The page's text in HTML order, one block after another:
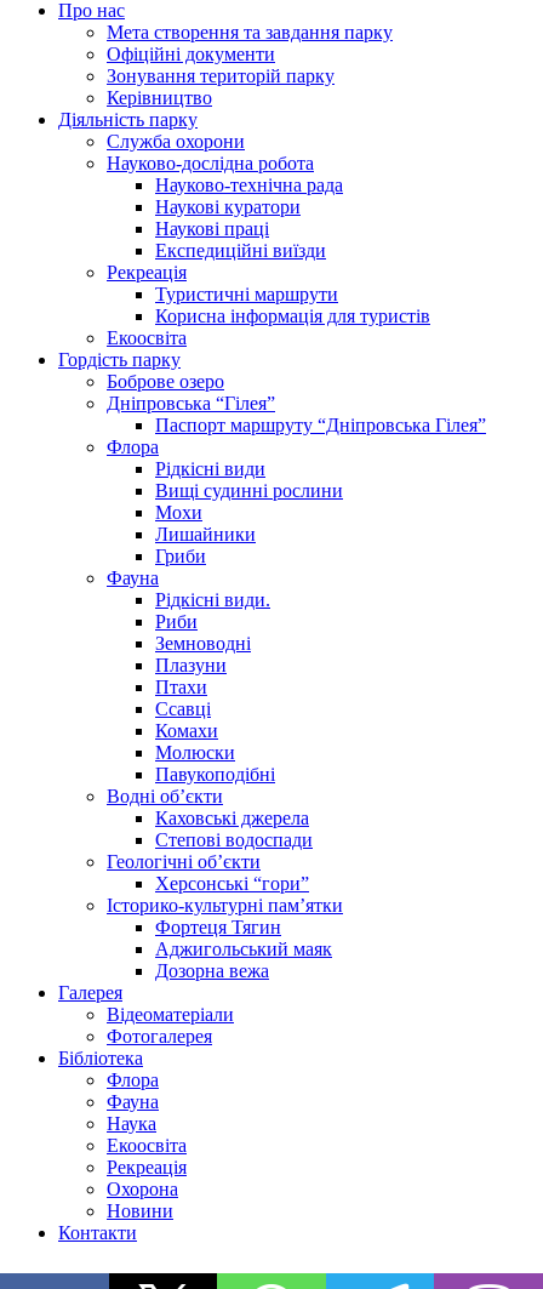
Про нас
Мета створення та завдання парку
Офіційні документи
Зонування територій парку
Керівництво
Діяльність парку
Служба охорони
Науково-дослідна робота
Науково-технічна рада
Наукові куратори
Наукові праці
Експедиційні виїзди
Рекреація
Туристичні маршрути
Корисна інформація для туристів
Екоосвіта
Гордість парку
Боброве озеро
Дніпровська “Гілея”
Паспорт маршруту “Дніпровська Гілея”
Флора
Рідкісні види
Вищі судинні рослини
Мохи
Лишайники
Гриби
Фауна
Рідкісні види.
Риби
Земноводні
Плазуни
Птахи
Ссавці
Комахи
Молюски
Павукоподібні
Водні об’єкти
Каховські джерела
Степові водоспади
Геологічні об’єкти
Херсонські “гори”
Історико-культурні пам’ятки
Фортеця Тягин
Аджигольський маяк
Дозорна вежа
Галерея
Відеоматеріали
Фотогалерея
Бібліотека
Флора
Фауна
Наука
Екоосвіта
Рекреація
Охорона
Новини
Контакти